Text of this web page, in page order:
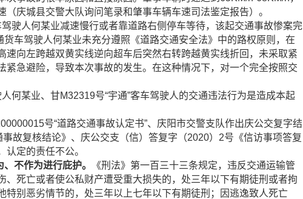
（庆城县交警大队询问笔录和肇事车辆车速司法鉴定报告）。
人何某业减速慢行或者靠道路右侧停车等待，该起交通事故惨案完
车驾驶人何某业未充分遵照《道路交通安全法》中的路权原则，在
速向左跨越双黄实线逆向超车后突然右转跨越黄实线折回，未采取紧
紧急避险，导致本次事故的发生。在这种情况下，对一个完全按照交
某业、甘M32319号“宇通”客车驾驶人的交通违法行为是造成本起
号“道路交通事故认定书”、庆阳市交警支队作出庆公交复字结
故复核结论》、庆公交支（信）答复字（2020）2号《信访事项答复
认定的责任不公。
不作为进行庇护。
《刑法》第一百三十三条规定，违反交通运输管
、死亡或者使公私财产遭受重大损失的，处三年以下有期徒刑或者拘
特别恶劣情节的，处三年以上七年以下有期徒刑；因逃逸致人死亡